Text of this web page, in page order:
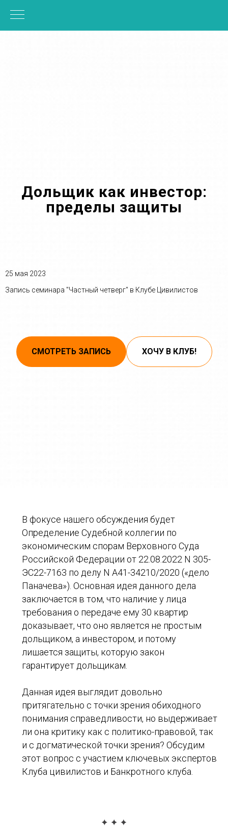
Дольщик как инвестор:
пределы защиты
25 мая 2023
Запись семинара "Частный четверг" в Клубе Цивилистов
СМОТРЕТЬ ЗАПИСЬ ХОЧУ В КЛУБ!
В фокусе нашего обсуждения будет
Определение Судебной коллегии по
экономическим спорам Верховного Суда
Российской Федерации от 22.08.2022 N 305-
ЭС22-7163 по делу N А41-34210/2020 («дело
Паначева»). Основная идея данного дела
заключается в том, что наличие у лица
требования о передаче ему 30 квартир
доказывает, что оно является не простым
дольщиком, а инвестором, и потому
лишается защиты, которую закон
гарантирует дольщикам.
Данная идея выглядит довольно
притягательно с точки зрения обиходного
понимания справедливости, но выдерживает
ли она критику как с политико-правовой, так
и с догматической точки зрения? Обсудим
этот вопрос с участием ключевых экспертов
Клуба цивилистов и Банкротного клуба.